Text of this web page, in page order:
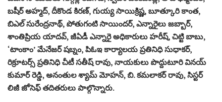
బషీర్ అహ్మద్, దీకొండ కిరణ్, గుయ్య సాయిక్రిష్ణ, బూత్కూరి కాంత,
బిఎల్ సురేంద్రనాథ్, పోతుగంటి సాయిందర్, ఎన్నారైలు జబ్బార్,
శాంతిప్రియ యాదవ్, జీఏడీ ఎన్నారై అధికారులు హరీష్, చిట్టి బాబు,
‘టాంకాం’ మేనేజర్ షబ్నం, పిఓఇ కార్యాలయ ప్రతినిధి సుధాకర్,
రిక్రూటర్స్ ప్రతినిధి చీటీ సతీష్ రావు, నాయకులు పొద్దుటూరి వినయ్
కుమార్ రెడ్డి, అనంతుల శ్యామ్ మోహన్, బి. కమలాకర్ రావు, సిస్టర్
లిజీ జోసెఫ్ తదితరులు పాల్గొన్నారు.